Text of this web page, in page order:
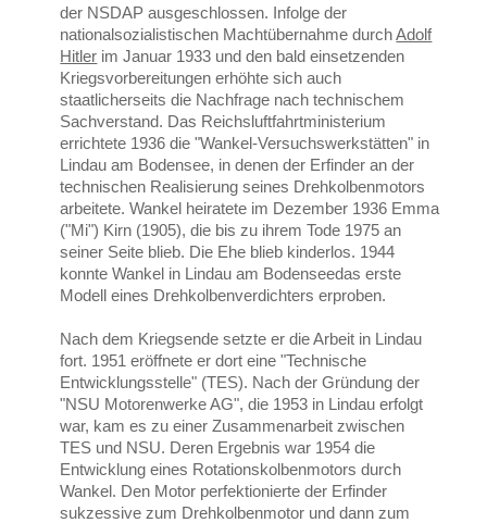
der NSDAP ausgeschlossen. Infolge der
nationalsozialistischen Machtübernahme durchAdolf
Hitler im Januar 1933 und den bald einsetzenden
Kriegsvorbereitungen erhöhte sich auch
staatlicherseits die Nachfrage nach technischem
Sachverstand. Das Reichsluftfahrtministerium
errichtete 1936 die "Wankel-Versuchswerkstätten" in
Lindau am Bodensee, in denen der Erfinder an der
technischen Realisierung seines Drehkolbenmotors
arbeitete. Wankel heiratete im Dezember 1936 Emma
("Mi") Kirn (1905), die bis zu ihrem Tode 1975 an
seiner Seite blieb. Die Ehe blieb kinderlos. 1944
konnte Wankel in Lindau am Bodenseedas erste
Modell eines Drehkolbenverdichters erproben.
Nach dem Kriegsende setzte er die Arbeit in Lindau
fort. 1951 eröffnete er dort eine "Technische
Entwicklungsstelle" (TES). Nach der Gründung der
"NSU Motorenwerke AG", die 1953 in Lindau erfolgt
war, kam es zu einer Zusammenarbeit zwischen
TES und NSU. Deren Ergebnis war 1954 die
Entwicklung eines Rotationskolbenmotors durch
Wankel. Den Motor perfektionierte der Erfinder
sukzessive zum Drehkolbenmotor und dann zum